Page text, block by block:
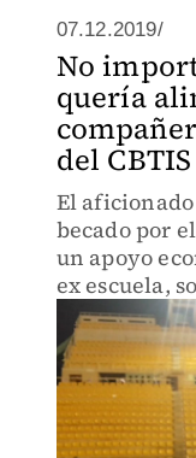
07.12.2019/
No
quería
del CBTIS
El
becado por
un apoyo
ex escuela,